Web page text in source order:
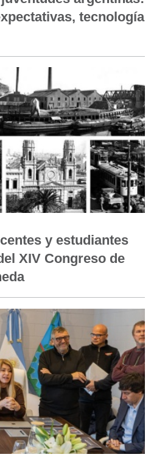
tecnología
y estudiantes
XIV Congreso de